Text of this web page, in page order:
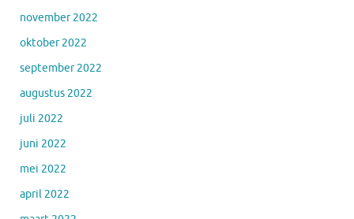
november 2022
oktober 2022
september 2022
augustus 2022
juli 2022
juni 2022
mei 2022
april 2022